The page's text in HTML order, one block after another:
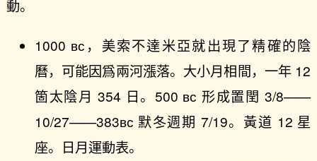
動。
1000 ʙᴄ，美索不達米亞就出現了精確的陰
曆，可能因爲兩河漲落。大小月相間，一年 12
箇太陰月 354 日。500 ʙᴄ 形成置閏 3/8——
10/27——383ʙᴄ 默冬週期 7/19。黃道 12 星
座。日月運動表。